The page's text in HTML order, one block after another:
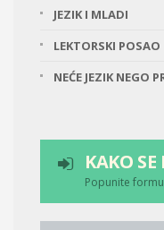
JEZIK I MLADI
LEKTORSKI POSAO
NEĆE JEZIK NEGO
KAKO
Popunite